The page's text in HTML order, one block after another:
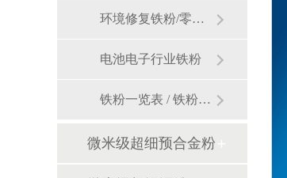
环境修复铁粉/零价铁
电池电子行业铁粉
铁粉一览表 / 铁粉价格
微米级超细预合金粉